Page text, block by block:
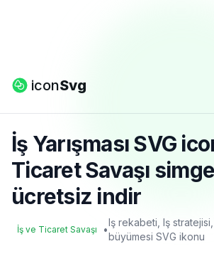
iconSvg
İş Yarışması SVG
Ticaret Savaşı
ücretsiz indir
İş ve Ticaret Savaşı •
Iş rekabeti, Iş
büyümesi SVG ikonu